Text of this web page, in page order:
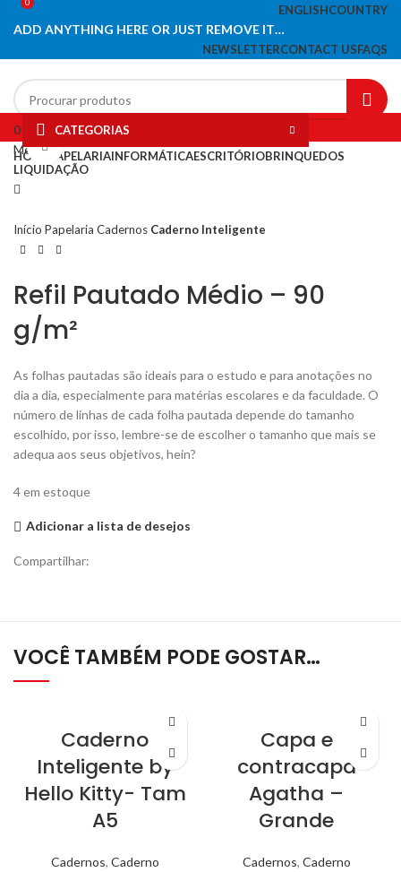
ENGLISHCOUNTRY
ADD ANYTHING HERE OR JUST REMOVE IT…
NEWSLETTERCONTACT USFAQS
0
Lista de desejos
Menu
0
CATEGORIAS
HOME
PAPELARIAINFORMÁTICAESCRITÓRIOBRINQUEDOS
LIQUIDAÇÃO
Click to enlarge
Início Papelaria Cadernos Caderno Inteligente
Refil Pautado Médio – 90
g/m²
As folhas pautadas são ideais para o estudo e para anotações no
dia a dia, especialmente para matérias escolares e da faculdade. O
número de linhas de cada folha pautada depende do tamanho
escolhido, por isso, lembre-se de escolher o tamanho que mais se
adequa aos seus objetivos, hein?
4 em estoque
Adicionar a lista de desejos
Compartilhar:
VOCÊ TAMBÉM PODE GOSTAR…
Caderno
Inteligente by
Hello Kitty- Tam
A5
Cadernos, Caderno
Capa e
contracapa
Agatha –
Grande
Cadernos, Caderno